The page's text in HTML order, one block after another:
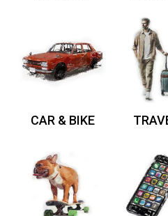
CAR & BIKE